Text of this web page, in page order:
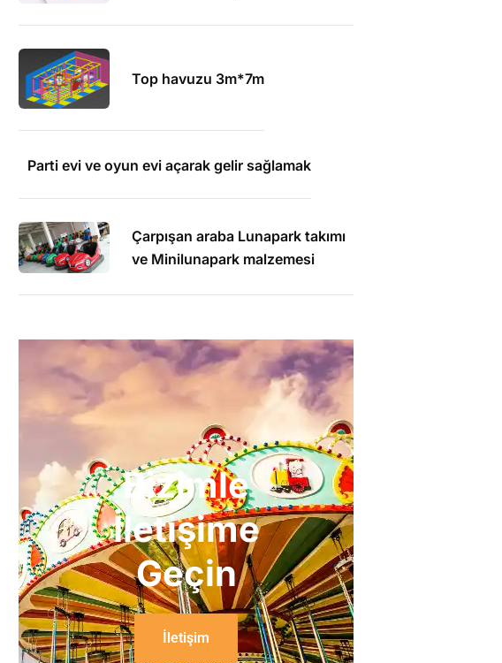
Top havuzu 3m*7m
Parti evi ve oyun evi açarak gelir sağlamak
Çarpışan araba Lunapark takımı
ve Minilunapark malzemesi
Bizimle
İletişime
Geçin
İletişim